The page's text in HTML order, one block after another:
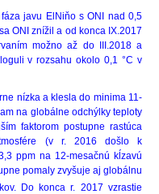
javu ElNiňo s ONI nad 0,5
ONI znížil a od konca IX.2017
možno až do III.2018 a
v rozsahu okolo 0,1 °C v
a klesla do minima 11-
na globálne odchýlky teploty
faktorom postupne rastúca
(v r. 2016 došlo k
ppm na 12-mesačnú kĺzavú
pomaly zvyšuje aj globálnu
Do konca r. 2017 vzrastie